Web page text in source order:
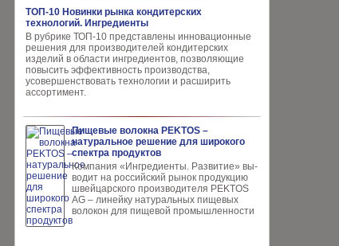
ТОП-10 Новинки рынка кондитерских
технологий. Ингредиенты
В рубрике ТОП-10 представлены инновационные
решения для производителей кондитерских
изделий в области ингредиентов, позволяющие
повысить эффективность производства,
усовершенствовать технологии и расширить
ассортимент.
Пищевые волокна PEKTOS –
натуральное решение для широкого
спектра продуктов
Компания «Ингредиенты. Развитие» вы­
водит на российский рынок продукцию
швей­царского производителя PEKTOS
AG – ли­нейку натуральных пищевых
волокон для пи­щевой промышленности